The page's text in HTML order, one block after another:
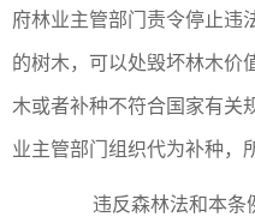
府林业主管部门责令停止违
的树木，可以处毁坏林木价
木或者补种不符合国家有关
业主管部门组织代为补种，
违反森林法和本条